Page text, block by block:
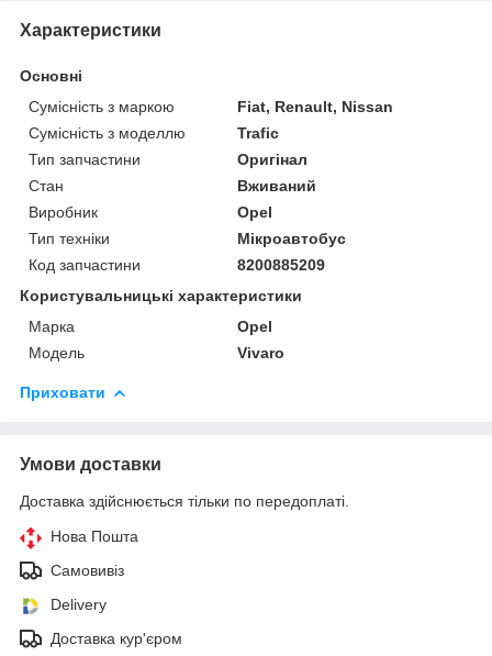
Характеристики
Основні
Сумісність з маркою
Fiat, Renault, Nissan
Сумісність з моделлю
Trafic
Тип запчастини
Оригінал
Стан
Вживаний
Виробник
Opel
Тип техніки
Мікроавтобус
Код запчастини
8200885209
Користувальницькі характеристики
Марка
Opel
Модель
Vivaro
Приховати
Умови доставки
Доставка здійснюється тільки по передоплаті.
Нова Пошта
Самовивіз
Delivery
Доставка кур'єром